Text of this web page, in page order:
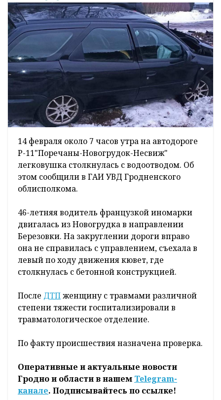
14 февраля около 7 часов утра на автодороге
Р-11"Поречаны-Новогрудок-Несвиж"
легковушка столкнулась с водоотводом. Об
этом сообщили в ГАИ УВД Гродненского
облисполкома.
46-летняя водитель французкой иномарки
двигалась из Новогрудка в направлении
Березовки. На закруглении дороги вправо
она не справилась с управлением, съехала в
левый по ходу движения кювет, где
столкнулась с бетонной конструкцией.
После ДТПженщину с травмами различной
степени тяжести госпитализировали в
травматологическое отделение.
По факту происшествия назначена проверка.
Оперативные и актуальные новости
Гродно и области в нашем Telegram-
канале. Подписывайтесь по ссылке!